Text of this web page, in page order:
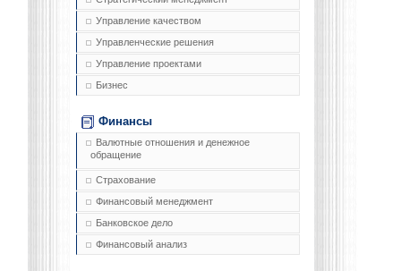
Управление качеством
Управленческие решения
Управление проектами
Бизнес
Финансы
Валютные отношения и денежное
обращение
Страхование
Финансовый менеджмент
Банковское дело
Финансовый анализ